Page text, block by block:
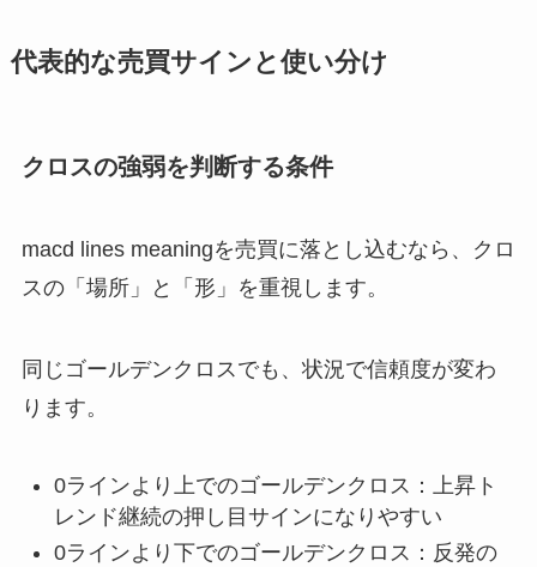
代表的な売買サインと使い分け
クロスの強弱を判断する条件
macd lines meaningを売買に落とし込むなら、クロ
スの「場所」と「形」を重視します。
同じゴールデンクロスでも、状況で信頼度が変わ
ります。
0ラインより上でのゴールデンクロス：上昇ト
レンド継続の押し目サインになりやすい
0ラインより下でのゴールデンクロス：反発の